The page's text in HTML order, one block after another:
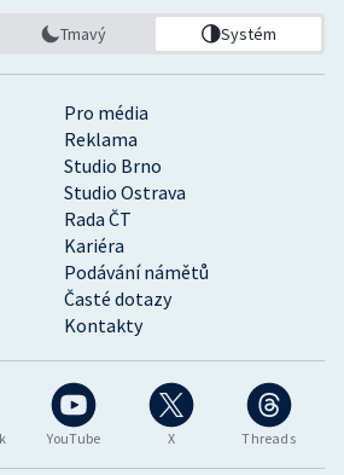
YouTube X Threads
Pro média
Reklama
Studio Brno
Studio Ostrava
Rada ČT
Kariéra
Podávání námětů
Časté dotazy
Kontakty
Tmavý Systém